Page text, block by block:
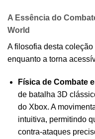
A Essência do
World
A filosofia desta
enquanto a torna
Física de Combate
de batalha 3D
do Xbox. A
intuitiva, permitindo
contra-ataques